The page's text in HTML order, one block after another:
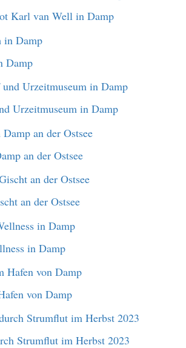
Karl van Well in Damp
Damp
Urzeitmuseum in Damp
an der Ostsee
an der Ostsee
in Damp
von Damp
Strumflut im Herbst 2023